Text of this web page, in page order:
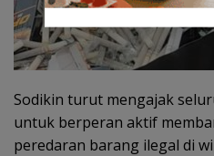
Sodikin turut mengajak
untuk berperan aktif
peredaran barang ilegal di